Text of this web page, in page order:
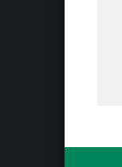
Post